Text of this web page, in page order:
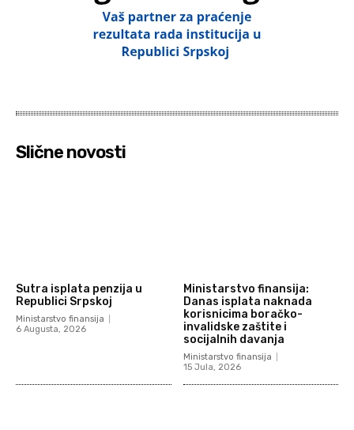
Slične novosti
Sutra isplata penzija u
Republici Srpskoj
Ministarstvo finansija
6 Augusta, 2026
Ministarstvo finansija:
Danas isplata naknada
korisnicima boračko-
invalidske zaštite i
socijalnih davanja
Ministarstvo finansija
15 Jula, 2026